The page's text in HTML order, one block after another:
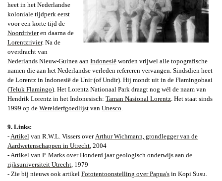
heet in het Nederlandse
koloniale tijdperk eerst
voor een korte tijd de
Noordrivieren daarna de
Lorentzrivier. Na de
overdracht van
Nederlands Nieuw-Guinea aan Indonesië worden vrijwel alle topografische
namen die aan het Nederlandse verleden refereren vervangen. Sindsdien heet
de Lorentz in Indonesië de Unir (of Undir). Hij mondt uit in de Flamingobaai
(Teluk Flamingo). Het Lorentz Nationaal Park draagt nog wél de naam van
Hendrik Lorentz in het Indonesisch: Taman Nasional Lorentz . Het staat sinds
1999 op de Werelderfgoedlijst van Unesco
9. Links:
- Artikel van R.W.L. Vissers over Arthur Wichmann, grondlegger van de
Aardwetenschappen in Utrecht , 2004
- Artikel van P. Marks overHonderd jaar geologisch onderwijs aan de
rijksuniversiteit Utrecht , 1979
- Zie bij nieuws ook artikel Fototentoonstelling over Papua's in Kopi Susu.